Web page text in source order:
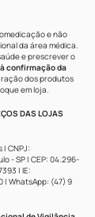
e não
da área médica.
e prescrever o
confirmação da
dos produtos
em loja.
DAS LOJAS
| CNPJ:
- SP | CEP: 04.296-
| IE:
| WhatsApp: (47) 9